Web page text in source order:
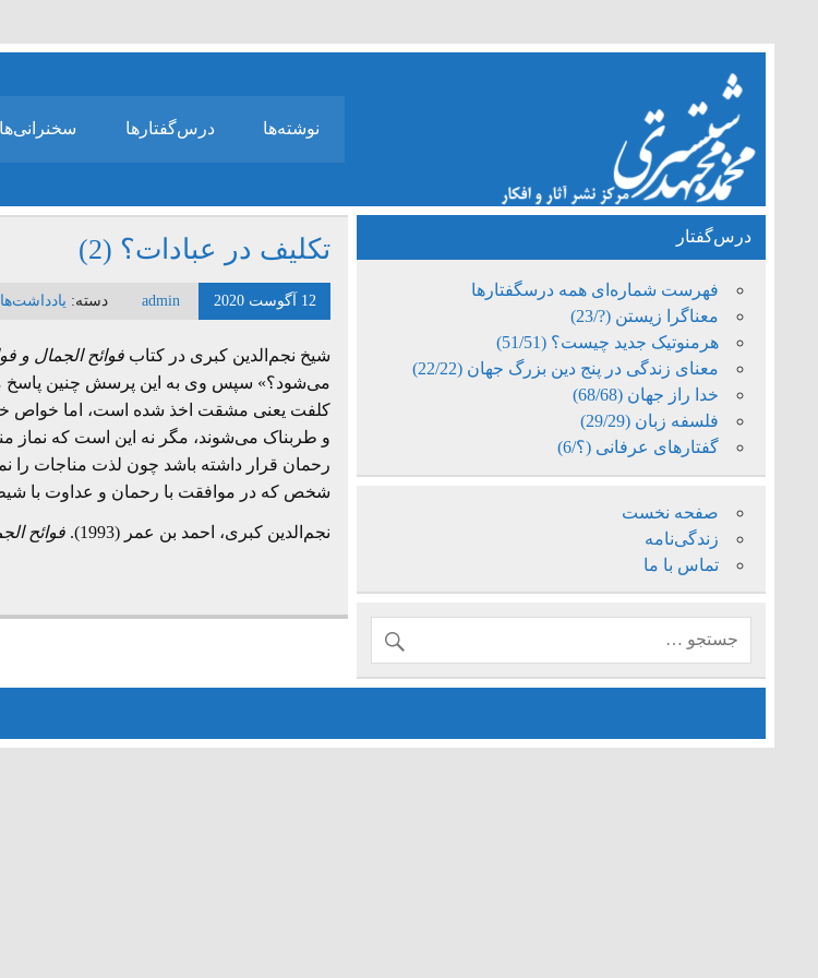
نوشته‌ها درس‌گفتارها سخنرانی‌ها
تکلیف در عبادات؟ (2)
12 آگوست 2020 admin دسته: یادداشت‌ها
شیخ نجم‌الدین کبری در کتاب فوائح الجمال و
می‌شود؟» سپس وی به این پرسش چنین پاسخ
کلفت یعنی مشقت اخذ شده است، اما خواص
و طربناک می‌شوند، مگر نه این است که
رحمان قرار داشته باشد چون لذت مناجات
شخص که در موافقت با رحمان و عداوت با
نجم‌الدین کبری، احمد بن عمر (1993). فوائح
درس‌گفتار
فهرست شماره‌ای همه درسگفتارها
معناگرا زیستن (?/23)
هرمنوتیک جدید چیست؟ (51/51)
معنای زندگی در پنج دین بزرگ جهان (22/22)
خدا راز جهان (68/68)
فلسفه زبان (29/29)
گفتارهای عرفانی (؟/6)
صفحه نخست
زندگی‌نامه
تماس با ما